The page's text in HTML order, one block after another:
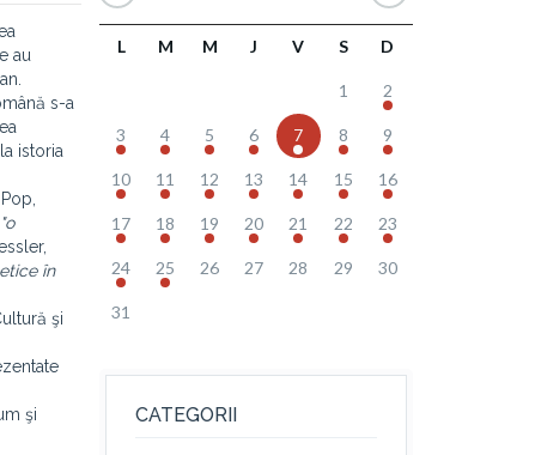
au
s-a
istoria
în
şi
şi
L M M J V S D
1 2
3 4 5 6 7 8 9
10 11 12 13 14 15 16
17 18 19 20 21 22 23
24 25 26 27 28 29 30
31
CATEGORII